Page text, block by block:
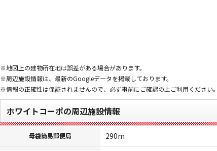
※地図上の建物所在地は誤差がある場合があります。
※周辺施設情報は、最新のGoogleデータを掲載しております。
※情報の正確性は保証されませんので、必ず事前にご確認の上ご利用ください。
ホワイトコーポの周辺施設情報
母袋簡易郵便局 290m